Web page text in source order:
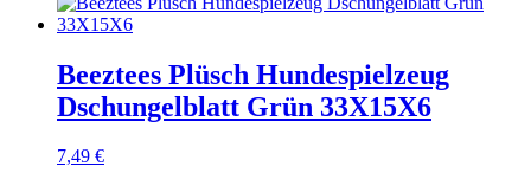
Beeztees Plüsch Hundespielzeug
Dschungelblatt Grün 33X15X6
7,49 €